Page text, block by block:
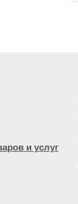
и услуг